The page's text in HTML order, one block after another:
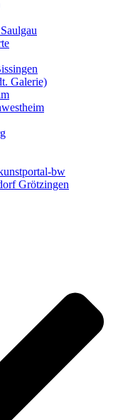
für Künstler
Galerie)
bw
Grötzingen